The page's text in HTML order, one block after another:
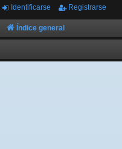
or
os
Identificarse Registrarse
Índice general